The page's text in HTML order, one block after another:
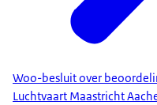
Woo-besluit over
Luchtvaart Maastricht